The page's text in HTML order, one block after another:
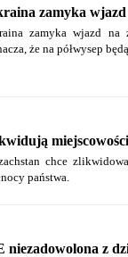
zamyka
zamyka wjazd na
że na półwysep
miejscowości
chce
państwa.
niezadowolona z